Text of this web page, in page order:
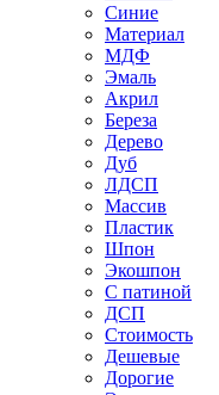
Синие
Материал
МДФ
Эмаль
Акрил
Береза
Дерево
Дуб
ЛДСП
Массив
Пластик
Шпон
Экошпон
С патиной
ДСП
Стоимость
Дешевые
Дорогие